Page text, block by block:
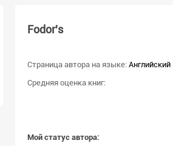
Fodor's
Страница автора на языке: Английский
Средняя оценка книг:
Мой статус автора: